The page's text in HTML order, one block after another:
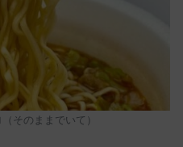
そのままでいて）